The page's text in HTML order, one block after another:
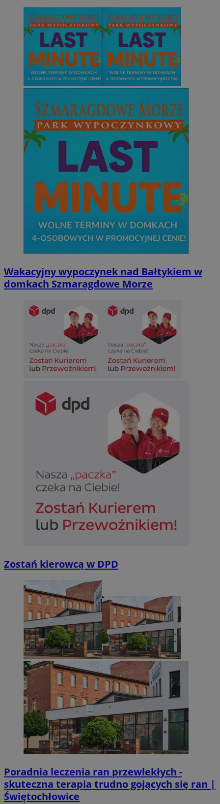
Wakacyjny wypoczynek nad Bałtykiem w
domkach Szmaragdowe Morze
Zostań kierowcą w DPD
Poradnia leczenia ran przewlekłych -
skuteczna terapia trudno gojących się ran |
Świętochłowice